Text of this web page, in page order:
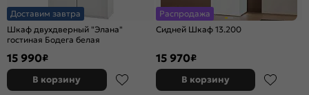
Доставим завтра
Шкаф двухдверный "Элана"
гостиная Бодега белая
15 990₽
В корзину
Распродажа
Сидней Шкаф 13.200
15 970₽
В корзину